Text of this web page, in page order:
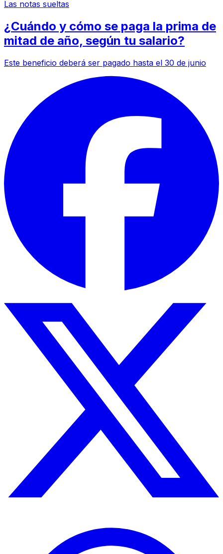
Las notas sueltas
¿Cuándo y cómo se paga la prima de
mitad de año, según tu salario?
Este beneficio deberá ser pagado hasta el 30 de junio